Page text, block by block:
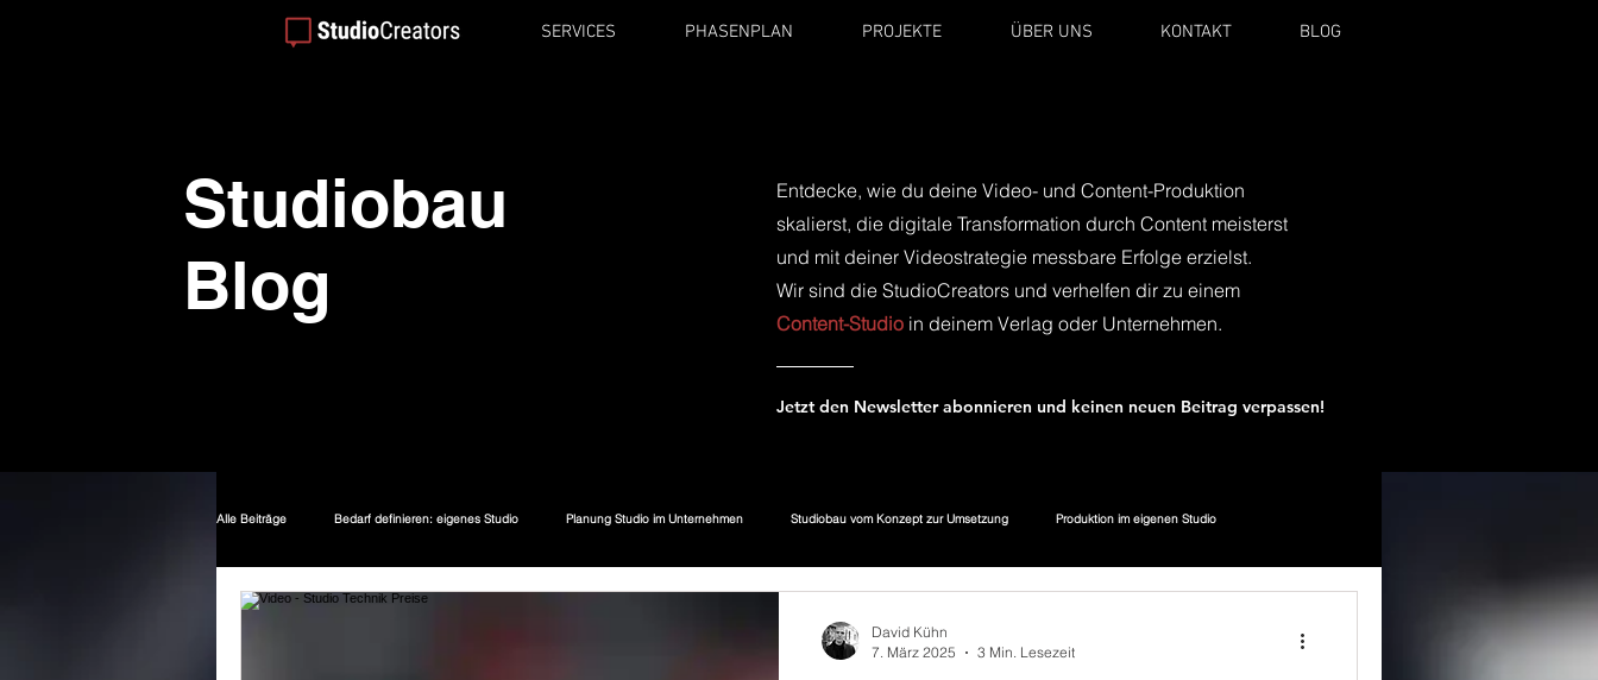
SERVICES PHASENPLAN PROJEKTE ÜBER UNS KONTAKT BLOG
Studiobau
Blog
Entdecke, wie du deine Video- und Content-Produktion
skalierst, die digitale Transformation durch Content meisterst
und mit deiner Videostrategie messbare Erfolge erzielst.
Wir sind die StudioCreators und verhelfen dir zu einem
Content-Studioin deinem Verlag oder Unternehmen.
Jetzt den Newsletter abonnieren und keinen neuen Beitrag verpassen!
Alle Beiträge Bedarf definieren: eigenes Studio Planung Studio im Unternehmen Studiobau vom Konzept zur Umsetzung Produktion im eigenen Studio
David Kühn
7. März 2025
3 Min. Lesezeit